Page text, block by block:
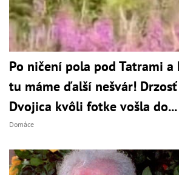
Po ničení pola pod Tatrami a
tu máme ďalší nešvár!
Dvojica kvôli fotke vošla do...
Domáce